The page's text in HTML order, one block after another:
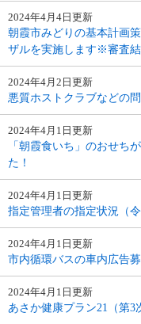
2024年4月4日更新
朝霞市みどりの基本計画
ザルを実施します※審査
2024年4月2日更新
悪質ホストクラブなどの
2024年4月1日更新
「朝霞食いち」のおせち
た！
2024年4月1日更新
指定管理者の指定状況（令
2024年4月1日更新
市内循環バスの車内広告
2024年4月1日更新
あさか健康プラン21（第3